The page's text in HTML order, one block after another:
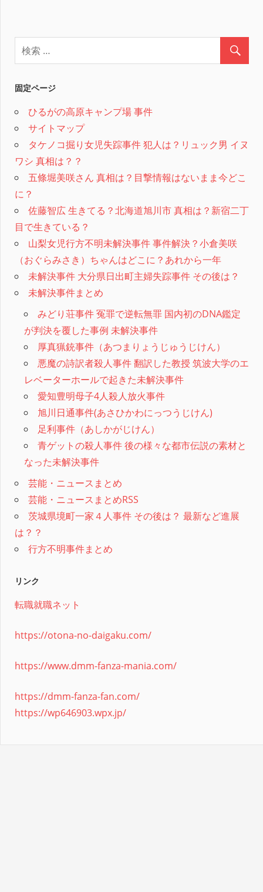
固定ページ
ひるがの高原キャンプ場 事件
サイトマップ
タケノコ掘り女児失踪事件 犯人は？リュック男 イヌ
ワシ 真相は？？
五條堀美咲さん 真相は？目撃情報はないまま今どこ
に？
佐藤智広 生きてる？北海道旭川市 真相は？新宿二丁
目で生きている？
山梨女児行方不明未解決事件 事件解決？小倉美咲
（おぐらみさき）ちゃんはどこに？あれから一年
未解決事件 大分県日出町主婦失踪事件 その後は？
未解決事件まとめ
みどり荘事件 冤罪で逆転無罪 国内初のDNA鑑定
が判決を覆した事例 未解決事件
厚真猟銃事件（あつまりょうじゅうじけん）
悪魔の詩訳者殺人事件 翻訳した教授 筑波大学のエ
レベーターホールで起きた未解決事件
愛知豊明母子4人殺人放火事件
旭川日通事件(あさひかわにっつうじけん)
足利事件（あしかがじけん）
青ゲットの殺人事件 後の様々な都市伝説の素材と
なった未解決事件
芸能・ニュースまとめ
芸能・ニュースまとめRSS
茨城県境町一家４人事件 その後は？ 最新など進展
は？？
行方不明事件まとめ
リンク
転職就職ネット
https://otona-no-daigaku.com/
https://www.dmm-fanza-mania.com/
https://dmm-fanza-fan.com/
https://wp646903.wpx.jp/